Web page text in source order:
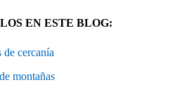
EN ESTE BLOG:
de cercanía
montañas